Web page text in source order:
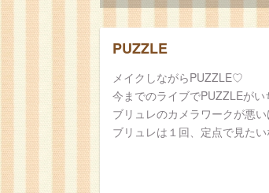
PUZZLE
メイクしながらPUZZLE♡
今までのライブでPUZZLEがい
ブリュレのカメラワークが悪
ブリュレは１回、定点で見た